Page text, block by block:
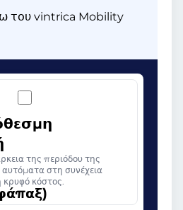
του vintrica Mobility
της περιόδου της
αυτόματα στη συνέχεια
κόστος.